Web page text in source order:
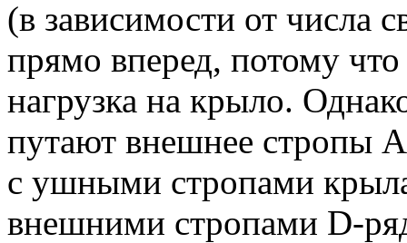
(в зависимости от числа
прямо вперед, потому что
нагрузка на крыло.
путают внешнее стропы
с ушными стропами
внешними стропами D-